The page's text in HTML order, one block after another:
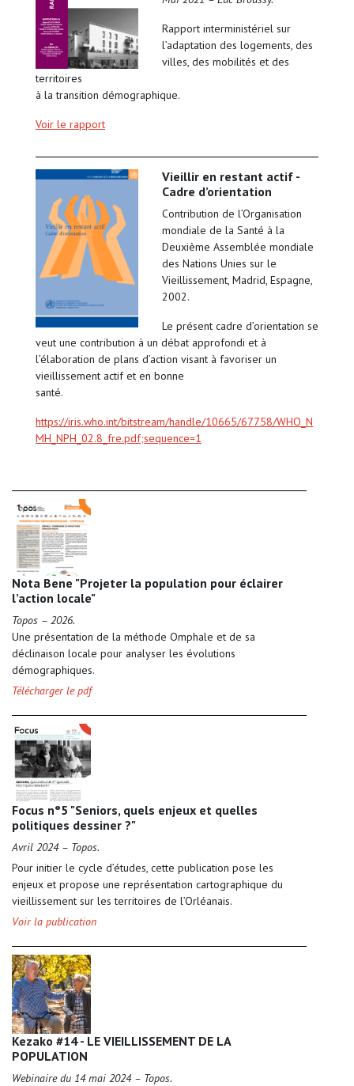
Rapport interministériel sur
l’adaptation des logements, des
villes, des mobilités et des
territoires
à la transition démographique.
Voir le rapport
Vieillir en restant actif -
Cadre d’orientation
Contribution de l’Organisation
mondiale de la Santé à la
Deuxième Assemblée mondiale
des Nations Unies sur le
Vieillissement, Madrid, Espagne,
2002.
Le présent cadre d’orientation se
veut une contribution à un débat approfondi et à
l’élaboration de plans d’action visant à favoriser un
vieillissement actif et en bonne
santé.
https://iris.who.int/bitstream/handle/10665/67758/WHO_N
MH_NPH_02.8_fre.pdf;sequence=1
Nota Bene "Projeter la population pour éclairer
l’action locale"
Topos – 2026.
Une présentation de la méthode Omphale et de sa
déclinaison locale pour analyser les évolutions
démographiques.
Télécharger le pdf
Focus n°5 "Seniors, quels enjeux et quelles
politiques dessiner ?"
Avril 2024 – Topos.
Pour initier le cycle d’études, cette publication pose les
enjeux et propose une représentation cartographique du
vieillissement sur les territoires de l’Orléanais.
Voir la publication
Kezako #14 - LE VIEILLISSEMENT DE LA
POPULATION
Webinaire du 14 mai 2024 – Topos.